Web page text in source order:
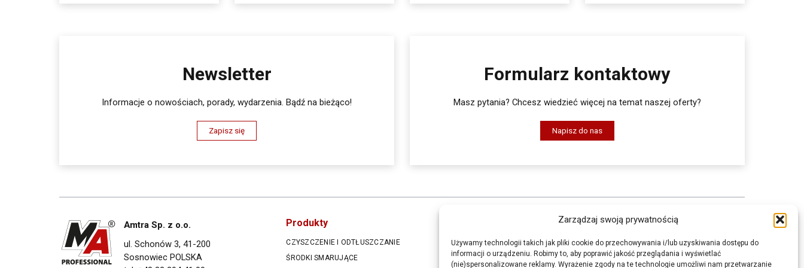
Zarządzaj swoją prywatnością
Używamy technologii takich jak pliki cookie do przechowywania i/lub uzyskiwania dostępu do
informacji o urządzeniu. Robimy to, aby poprawić jakość przeglądania i wyświetlać
(nie)spersonalizowane reklamy. Wyrażenie zgody na te technologie umożliwi nam przetwarzanie
Newsletter
Informacje o nowościach, porady, wydarzenia. Bądź na bieżąco!
Zapisz się
Formularz kontaktowy
Masz pytania? Chcesz wiedzieć więcej na temat naszej oferty?
Napisz do nas
Amtra Sp. z o.o.
ul. Schonów 3, 41-200
Sosnowiec POLSKA
Produkty
CZYSZCZENIE I ODTŁUSZCZANIE
ŚRODKI SMARUJĄCE
AKUMULATORY
METALOWE I PLASTIKOWE OPASKI
KARTY MSDS
GDZIE KUPIĆ